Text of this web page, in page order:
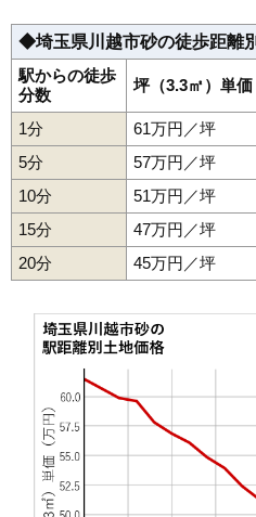
44 脇田新町 59万円
45 木野目
46
47 宮下町
48 月吉町
49 霞ケ関北
50 上野田町
51 霞ケ関東
53 四都野台
54 むさし野
下新河岸
56 上戸新町
57
58 的場新町 49万
59 伊勢原町 49万
◆埼玉県川越市砂の徒歩距離
駅からの徒歩
分数
坪（3.3㎡）単価
1分
61万円／坪
5分
57万円／坪
10分
51万円／坪
15分
47万円／坪
20分
45万円／坪